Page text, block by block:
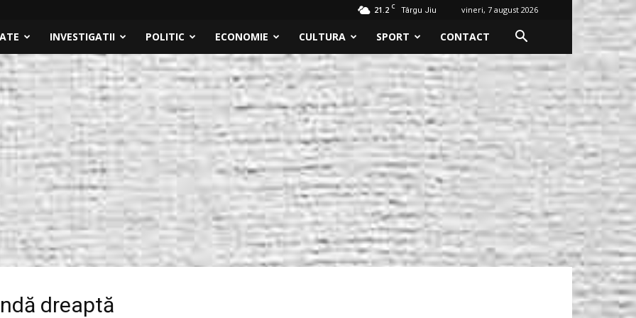
21.2 C Târgu Jiu vineri, 7 august 2026
INVESTIGATII POLITIC ECONOMIE CULTURA SPORT CONTACT
dreaptă